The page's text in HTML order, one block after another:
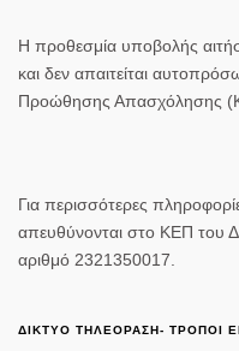
Η προθεσμία υποβολής
και δεν απαιτείται
Προώθησης Απασχόλησης
Για περισσότερες
απευθύνονται στο ΚΕΠ του
αριθμό 2321350017.
ΔΙΚΤΥΟ ΤΗΛΕΟΡΑΣΗ- ΤΡΟΠΟΙ